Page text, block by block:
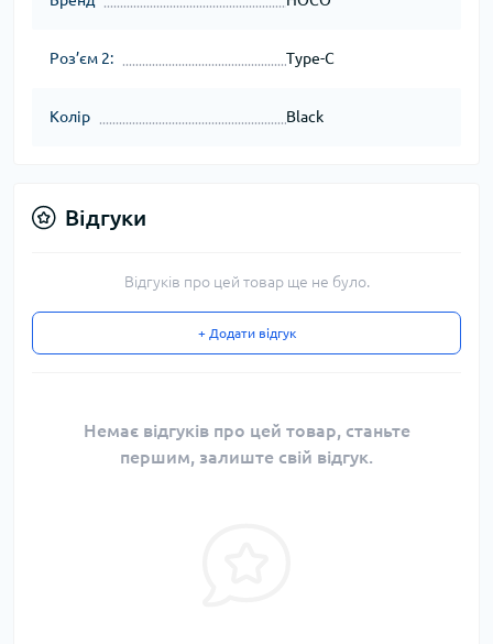
Роз’єм 2: Type-C
Колір Black
Відгуки
Відгуків про цей товар ще не було.
+ Додати відгук
Немає відгуків про цей товар, станьте
першим, залиште свій відгук.